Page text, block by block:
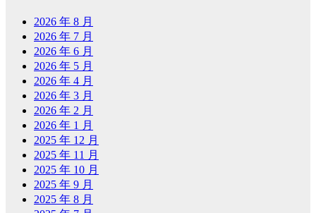
2026 年 8 月
2026 年 7 月
2026 年 6 月
2026 年 5 月
2026 年 4 月
2026 年 3 月
2026 年 2 月
2026 年 1 月
2025 年 12 月
2025 年 11 月
2025 年 10 月
2025 年 9 月
2025 年 8 月